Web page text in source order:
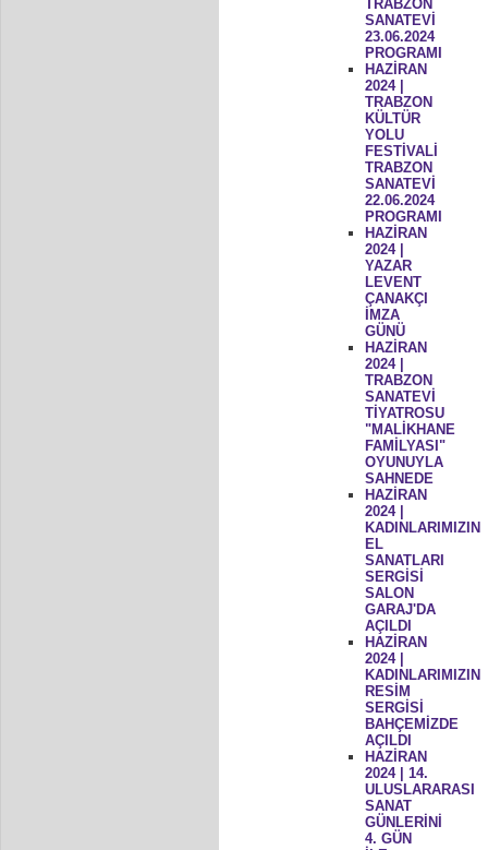
TRABZON
SANATEVİ
23.06.2024
PROGRAMI
HAZİRAN
2024 |
TRABZON
KÜLTÜR
YOLU
FESTİVALİ
TRABZON
SANATEVİ
22.06.2024
PROGRAMI
HAZİRAN
2024 |
YAZAR
LEVENT
ÇANAKÇI
İMZA
GÜNÜ
HAZİRAN
2024 |
TRABZON
SANATEVİ
TİYATROSU
"MALİKHANE
FAMİLYASI"
OYUNUYLA
SAHNEDE
HAZİRAN
2024 |
KADINLARIMIZIN
EL
SANATLARI
SERGİSİ
SALON
GARAJ'DA
AÇILDI
HAZİRAN
2024 |
KADINLARIMIZIN
RESİM
SERGİSİ
BAHÇEMİZDE
AÇILDI
HAZİRAN
2024 | 14.
ULUSLARARASI
SANAT
GÜNLERİNİ
4. GÜN